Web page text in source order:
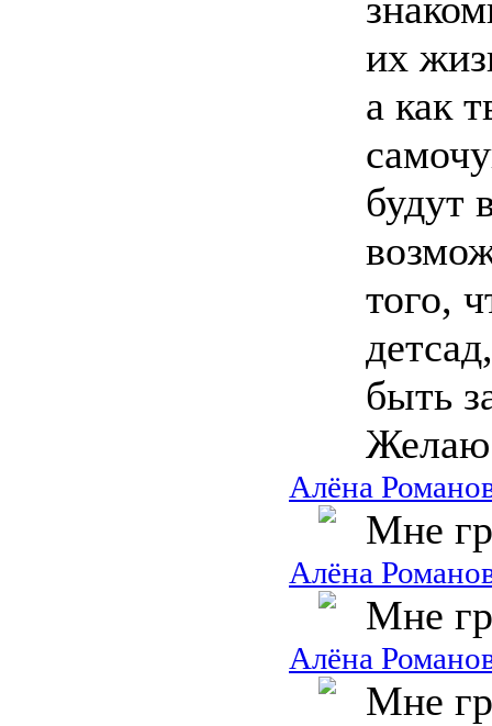
их
а как
будут
того,
быть
Желаю
Алёна
Мне
Алёна
Мне
Алёна
Мне